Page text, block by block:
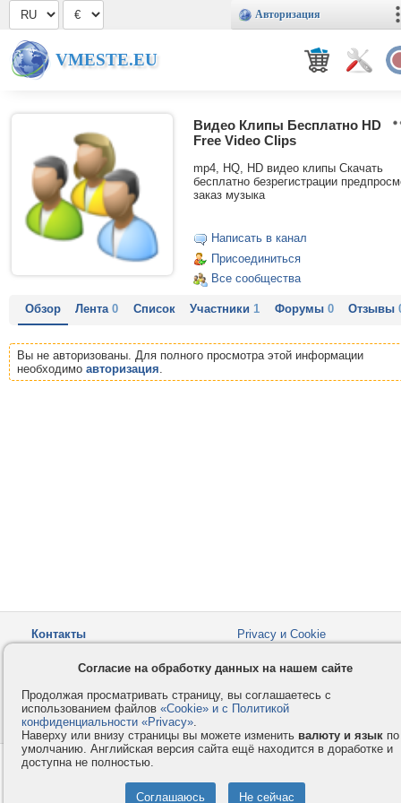
Авторизация
VMESTE.EU
Видео Клипы Бесплатно HD
Free Video Clips
mp4, HQ, HD видео клипы Скачать
бесплатно безрегистрации
заказ музыка
Написать в канал
Присоединиться
Все сообщества
Обзор Лента0 Список Участники1 Форумы 0 Отзывы
Вы не авторизованы. Для полного просмотра этой информации
необходимо авторизация.
Контакты
Privacy и Cookie
Как оплатить
Форумы
© 2008-2026VMESTE.EU
Согласие на обработку данных на нашем сайте
Продолжая просматривать страницу, вы соглашаетесь с
использованием файлов «Cookie» и с Политикой
конфиденциальности «Privacy».
Наверху или внизу страницы вы можете изменить валюту и язык по
умолчанию. Английская версия сайта ещё находится в доработке и
доступна не полностью.